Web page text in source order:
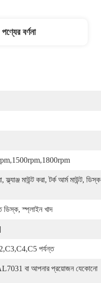
পণ্যের বর্ণনা
ফ্ল্যাঞ্জ মাউন্ট করা, টর্ক আর্ম মাউন্ট, ডিস্ক
ডিস্ক, স্প্লাইন খাদ
পর্যন্ত
বা আপনার প্রয়োজন যেকোনো